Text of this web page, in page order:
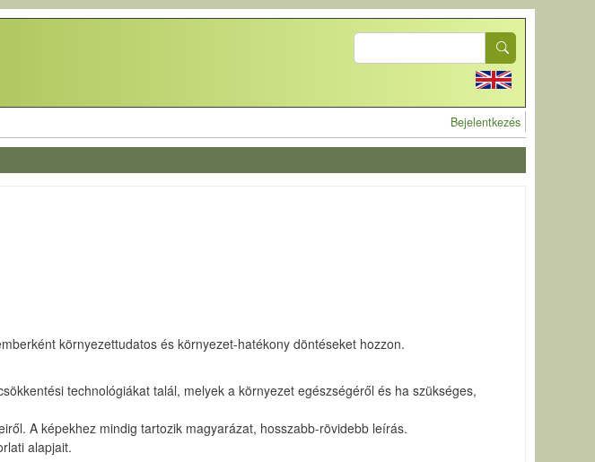
Search
User account
Bejelentkezés
környezettudatos és környezet-hatékony döntéseket hozzon.
technológiákat talál, melyek a környezet egészségéről és ha szükséges,
A képekhez mindig tartozik magyarázat, hosszabb-rövidebb leírás.
alapjait.